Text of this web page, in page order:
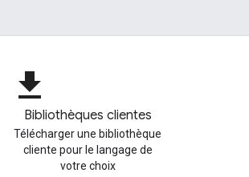
file_download
Bibliothèques clientes
Télécharger une bibliothèque
cliente pour le langage de
votre choix